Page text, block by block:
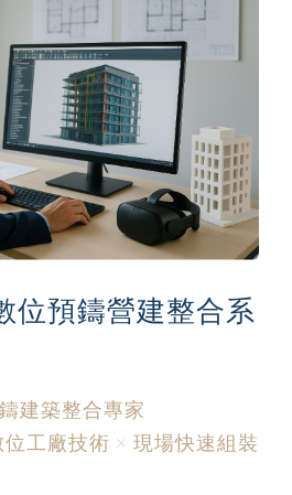
位預鑄營建整合系
建築整合專家
工廠技術 × 現場快速組裝